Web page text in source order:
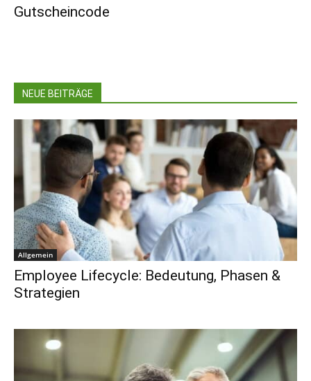
Gutscheincode
NEUE BEITRÄGE
Allgemein
Employee Lifecycle: Bedeutung, Phasen &
Strategien